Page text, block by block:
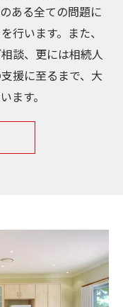
ある全ての問題に
行います。また、
談、更には相続人
援に至るまで、大
ます。